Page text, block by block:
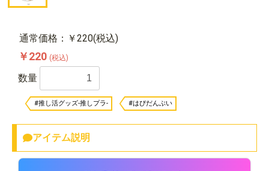
通常価格：￥220(税込)
￥220 (税込)
数量
#推し活グッズ-推しプラ- #はぴだんぶい
アイテム説明